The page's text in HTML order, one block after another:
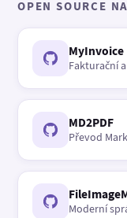
OPEN SOURCE
MyInvoice
Fakturační
MD2PDF
Převod
Moderní